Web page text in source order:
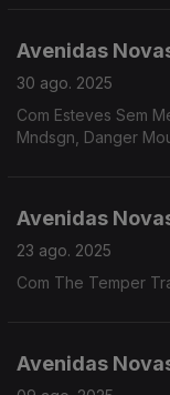
Avenidas
30 ago. 2025
Com Esteves Sem
Mndsgn, Danger
Avenidas
23 ago. 2025
Com The Temper
Avenidas